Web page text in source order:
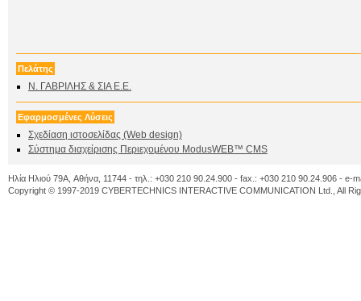
Πελάτης
Ν. ΓΑΒΡΙΛΗΣ & ΣΙΑ Ε.Ε.
Εφαρμοσμένες Λύσεις
Σχεδίαση ιστοσελίδας (Web design)
Σύστημα διαχείρισης Περιεχομένου ModusWEB™ CMS
Ηλία Ηλιού 79A, Αθήνα, 11744 - τηλ.: +030 210 90.24.900 - fax.: +030 210 90.24.906 - e-
Copyright © 1997-2019 CYBERTECHNICS INTERACTIVE COMMUNICATION Ltd., All